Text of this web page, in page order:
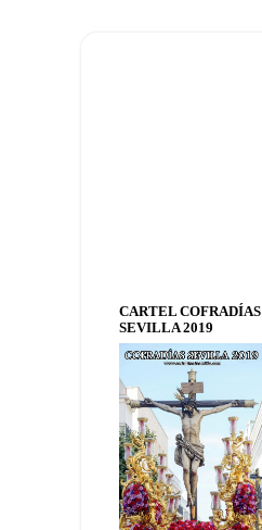
CARTEL COFRADÍAS
SEVILLA 2019